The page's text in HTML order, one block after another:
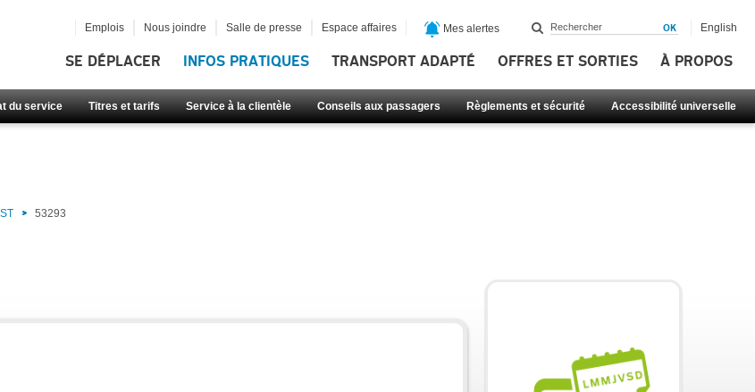
SE DÉPLACER INFOS PRATIQUES TRANSPORT ADAPTÉ OFFRES ET SORTIES À PROPOS
du service Titres et tarifs Service à la clientèle Conseils aux passagers Règlements et sécurité Accessibilité universelle
Emplois Nous joindre Salle de presse Espace affaires Mes alertes English
53293